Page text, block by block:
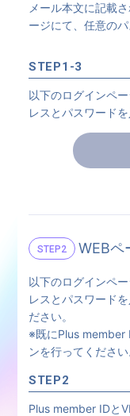
メール本文に記載
ージにて、任意の
STEP1-3
以下のログインペ
レスとパスワード
STEP2 WEBペ
以下のログインペ
レスとパスワード
ださい。
※既にPlus member
ンを行ってください
STEP2
Plus member IDと